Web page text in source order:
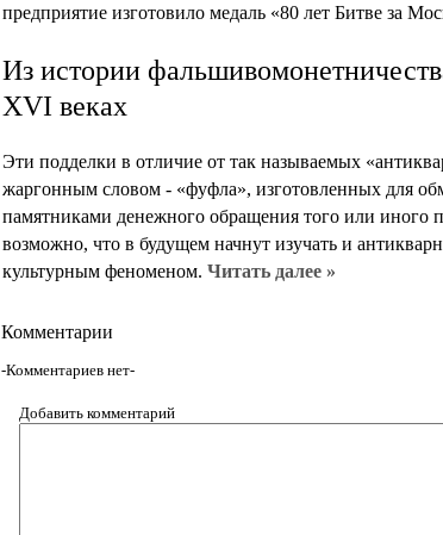
предприятие изготовило медаль «80 лет Битве за
Из истории
XVI веках
Эти подделки в отличие от так называемых
жаргонным словом - «фуфла», изготовленных для
памятниками денежного обращения того или иного
возможно, что в будущем начнут изучать и
культурным феноменом. Читать далее »
Комментарии
-Комментариев нет-
Добавить комментарий